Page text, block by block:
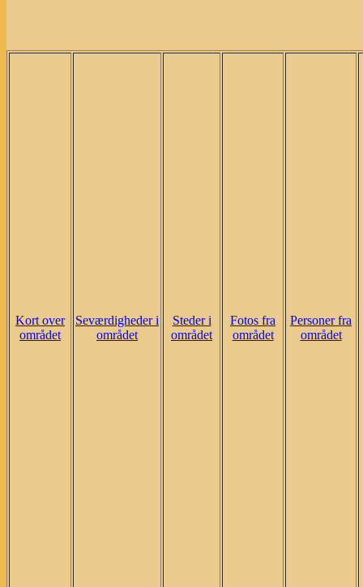
Kort over
området
Seværdigheder i
området
Steder i
området
Fotos fra
området
Personer fra
området